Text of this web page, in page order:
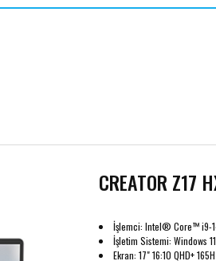
CREATOR Z17
İşlemci: Intel® Core™ i9-
İşletim Sistemi: Windows
Ekran: 17" 16:10 QHD+